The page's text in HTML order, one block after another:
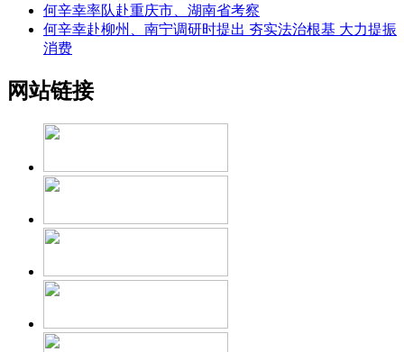
何辛幸率队赴重庆市、湖南省考察
何辛幸赴柳州、南宁调研时提出 夯实法治根基 大力提振
消费
网站链接